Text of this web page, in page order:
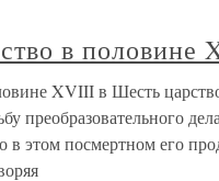
в половине
XVIII в Шесть
преобразовательного
в этом посмертном его